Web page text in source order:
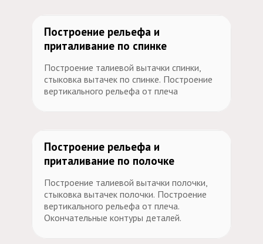
# 6
Построение рельефа и
приталивание по спинке
Построение талиевой вытачки спинки,
стыковка вытачек по спинке. Построение
вертикального рельефа от плеча
Построение рельефа и
приталивание по полочке
Построение талиевой вытачки полочки,
стыковка вытачек полочки. Построение
вертикального рельефа от плеча.
Окончательные контуры деталей.